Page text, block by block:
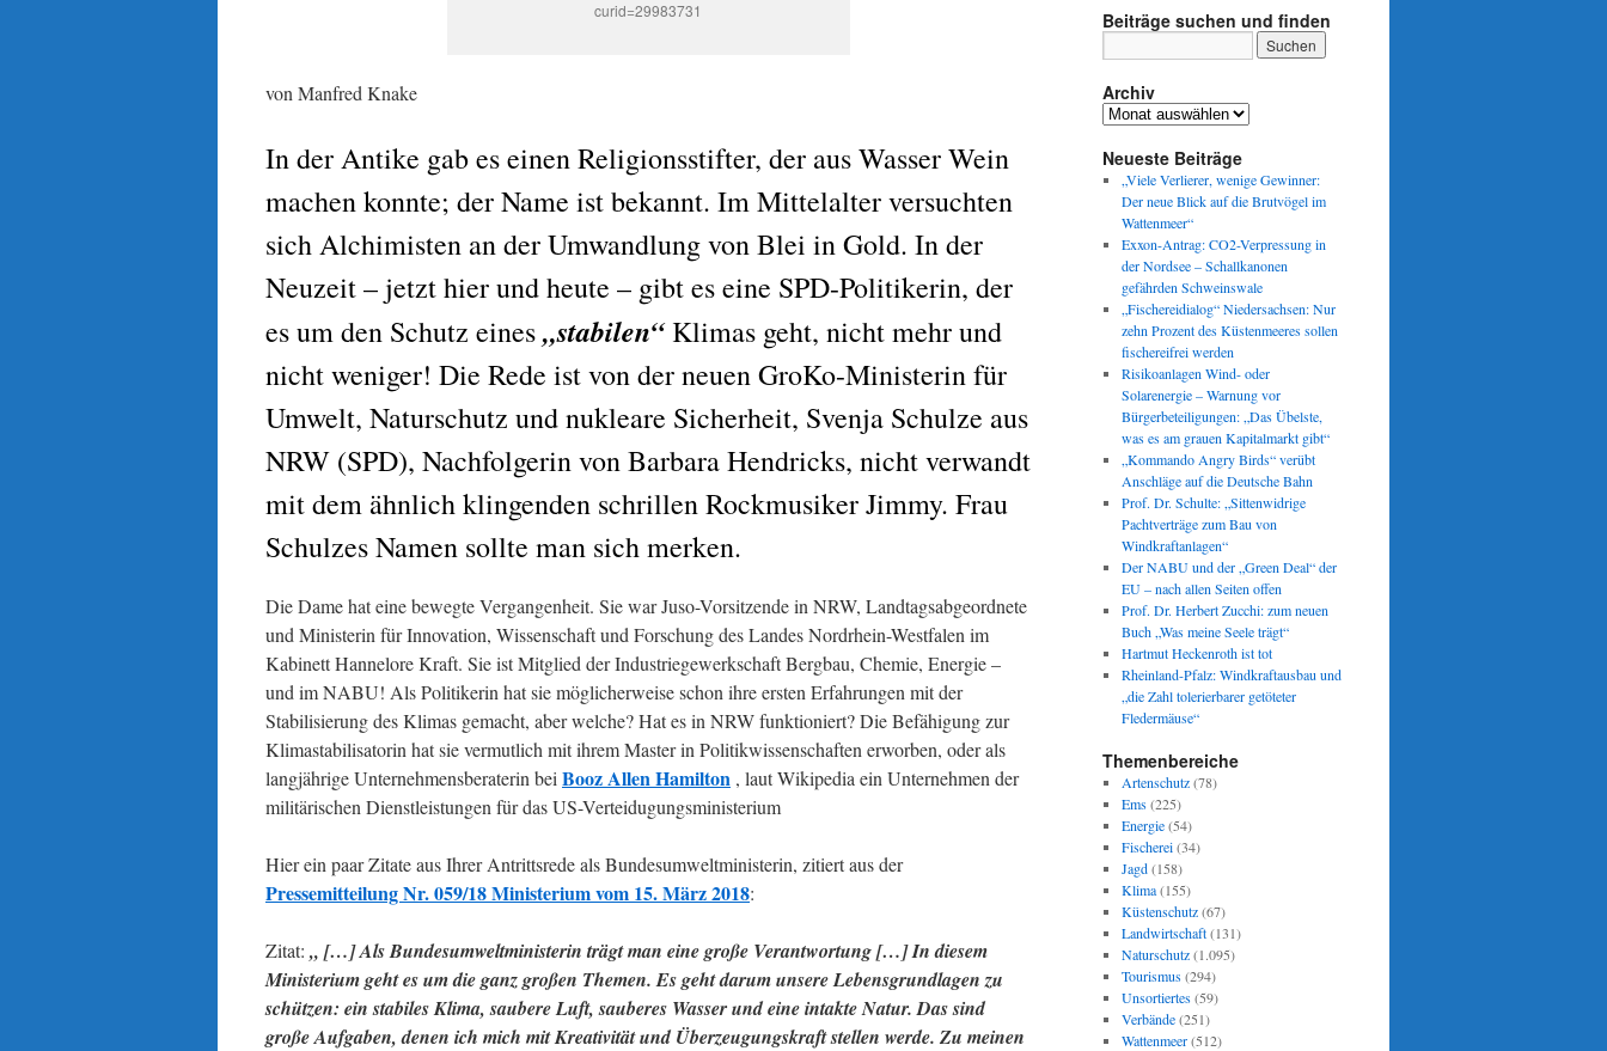
curid=29983731
von Manfred Knake
In der Antike gab es einen Religionsstifter, der aus Wasser Wein
machen konnte; der Name ist bekannt. Im Mittelalter versuchten
sich Alchimisten an der Umwandlung von Blei in Gold. In der
Neuzeit – jetzt hier und heute – gibt es eine SPD-Politikerin, der
es um den Schutz eines„stabilen“Klimas geht, nicht mehr und
nicht weniger! Die Rede ist von der neuen GroKo-Ministerin für
Umwelt, Naturschutz und nukleare Sicherheit, Svenja Schulze aus
NRW (SPD), Nachfolgerin von Barbara Hendricks, nicht verwandt
mit dem ähnlich klingenden schrillen Rockmusiker Jimmy. Frau
Schulzes Namen sollte man sich merken.
Die Dame hat eine bewegte Vergangenheit. Sie war Juso-Vorsitzende in NRW, Landtagsabgeordnete
und Ministerin für Innovation, Wissenschaft und Forschung des Landes Nordrhein-Westfalen im
Kabinett Hannelore Kraft. Sie ist Mitglied der Industriegewerkschaft Bergbau, Chemie, Energie –
und im NABU! Als Politikerin hat sie möglicherweise schon ihre ersten Erfahrungen mit der
Stabilisierung des Klimas gemacht, aber welche? Hat es in NRW funktioniert? Die Befähigung zur
Klimastabilisatorin hat sie vermutlich mit ihrem Master in Politikwissenschaften erworben, oder als
langjährige Unternehmensberaterin bei Booz Allen Hamilton , laut Wikipedia ein Unternehmen der
militärischen Dienstleistungen für dasUS-Verteidugungsministerium
Hier ein paar Zitate aus Ihrer Antrittsrede als Bundesumweltministerin, zitiert aus der
Pressemitteilung Nr. 059/18 Ministerium vom 15. März 2018:
Zitat: „ […] Als Bundesumweltministerin trägt man eine große Verantwortung […] In diesem
Ministerium geht es um die ganz großen Themen. Es geht darum unsere Lebensgrundlagen zu
schützen: ein stabiles Klima, saubere Luft, sauberes Wasser und eine intakte Natur. Das sind
große Aufgaben, denen ich mich mit Kreativität und Überzeugungskraft stellen werde. Zu meinen
Beiträge suchen und finden
Archiv
Archiv
Neueste Beiträge
„Viele Verlierer, wenige Gewinner:
Der neue Blick auf die Brutvögel im
Wattenmeer“
Exxon-Antrag: CO2-Verpressung in
der Nordsee – Schallkanonen
gefährden Schweinswale
„Fischereidialog“ Niedersachsen: Nur
zehn Prozent des Küstenmeeres sollen
fischereifrei werden
Risikoanlagen Wind- oder
Solarenergie – Warnung vor
Bürgerbeteiligungen: „Das Übelste,
was es am grauen Kapitalmarkt gibt“
„Kommando Angry Birds“ verübt
Anschläge auf die Deutsche Bahn
Prof. Dr. Schulte: „Sittenwidrige
Pachtverträge zum Bau von
Windkraftanlagen“
Der NABU und der „Green Deal“ der
EU – nach allen Seiten offen
Prof. Dr. Herbert Zucchi: zum neuen
Buch „Was meine Seele trägt“
Hartmut Heckenroth ist tot
Rheinland-Pfalz: Windkraftausbau und
„die Zahl tolerierbarer getöteter
Fledermäuse“
Themenbereiche
Artenschutz(78)
Ems(225)
Energie(54)
Fischerei(34)
Jagd(158)
Klima(155)
Küstenschutz(67)
Landwirtschaft(131)
Naturschutz(1.095)
Tourismus(294)
Unsortiertes(59)
Verbände(251)
Wattenmeer(512)